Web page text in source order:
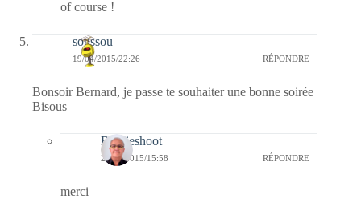
of course !
soussou
19/04/2015/22:26 RÉPONDRE
Bonsoir Bernard, je passe te souhaiter une bonne soirée
Bisous
Bernieshoot
23/04/2015/15:58 RÉPONDRE
merci